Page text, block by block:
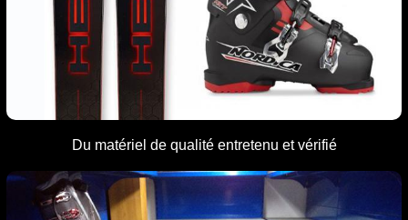
Du matériel de qualité entretenu et vérifié